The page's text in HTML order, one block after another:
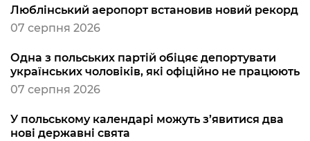
Люблінський аеропорт встановив новий рекорд
07 серпня 2026
Одна з польських партій обіцяє депортувати
українських чоловіків, які офіційно не працюють
07 серпня 2026
У польському календарі можуть з’явитися два
нові державні свята